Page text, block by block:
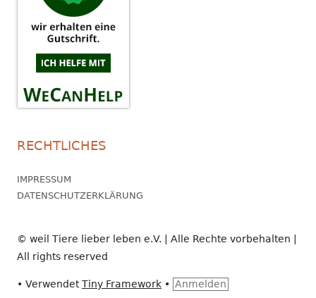
RECHTLICHES
IMPRESSUM
DATENSCHUTZERKLÄRUNG
© weil Tiere lieber leben e.V. | Alle Rechte vorbehalten |
All rights reserved
• VerwendetTiny Framework • Anmelden